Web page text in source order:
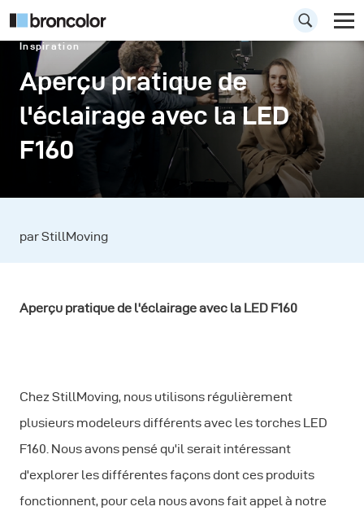
Inspiration
Aperçu pratique de
l'éclairage avec la LED
F160
par StillMoving
Aperçu pratique de l'éclairage avec la LED F160
Chez StillMoving, nous utilisons régulièrement
plusieurs modeleurs différents avec les torches LED
F160. Nous avons pensé qu'il serait intéressant
d'explorer les différentes façons dont ces produits
fonctionnent, pour cela nous avons fait appel à notre